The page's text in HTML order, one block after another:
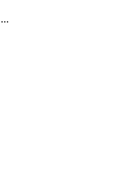
...